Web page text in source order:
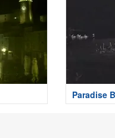
Paradise